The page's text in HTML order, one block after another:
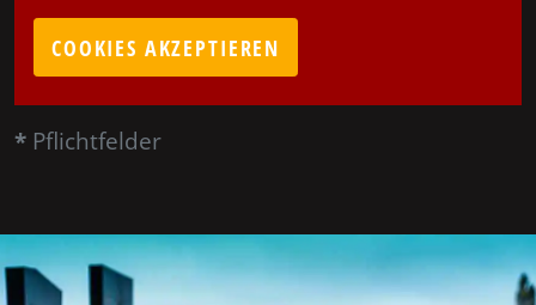
COOKIES AKZEPTIEREN
* Pflichtfelder